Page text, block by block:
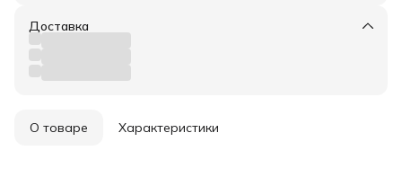
Доставка
О товаре Характеристики